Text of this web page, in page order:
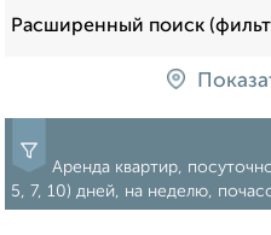
Расширенный поиск
Аренда квартир,
5, 7, 10) дней, на неделю,